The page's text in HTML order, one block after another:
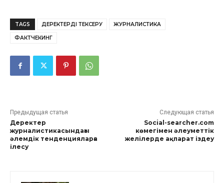
TAGS ДЕРЕКТЕРДІ ТЕКСЕРУ ЖУРНАЛИСТИКА
ФАКТЧЕКИНГ
Предыдущая статья
Деректер
журналистикасындағы
әлемдік тенденцияларға
ілесу
Следующая статья
Social-searcher.com
көмегімен әлеуметтік
желілерде ақпарат іздеу